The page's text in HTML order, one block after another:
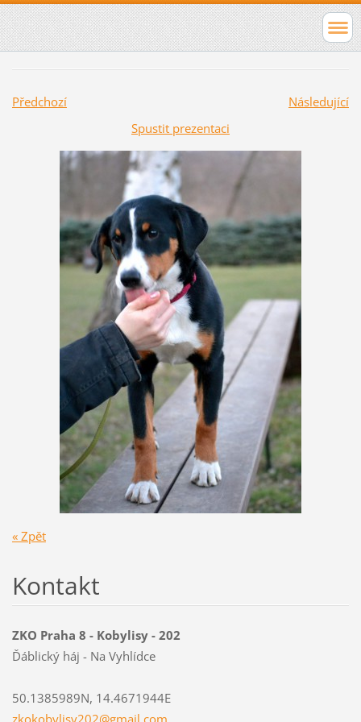
Předchozí
Následující
Spustit prezentaci
« Zpět
Kontakt
ZKO Praha 8 - Kobylisy - 202
Ďáblický háj - Na Vyhlídce
50.1385989N, 14.4671944E
zkokobylisy202@gmail.com